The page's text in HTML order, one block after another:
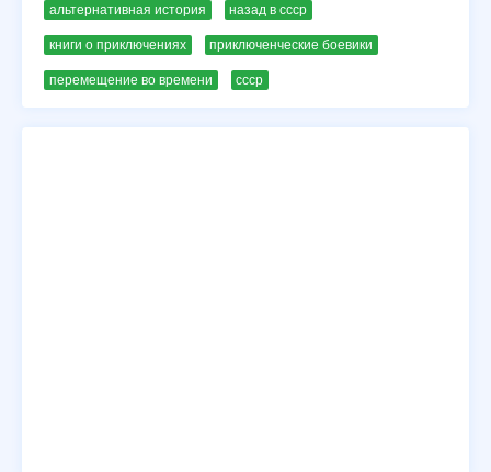
альтернативная история назад в ссср
книги о приключениях приключенческие боевики
перемещение во времени ссср